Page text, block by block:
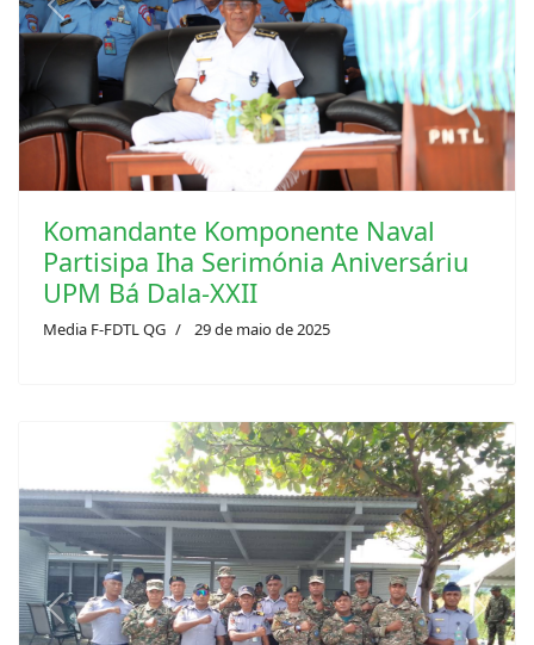
Previous Next
Komandante Komponente Naval
Partisipa Iha Serimónia ‎Aniversáriu
UPM Bá Dala-XXII
Media F-FDTL QG 29 de maio de 2025
Previous Next